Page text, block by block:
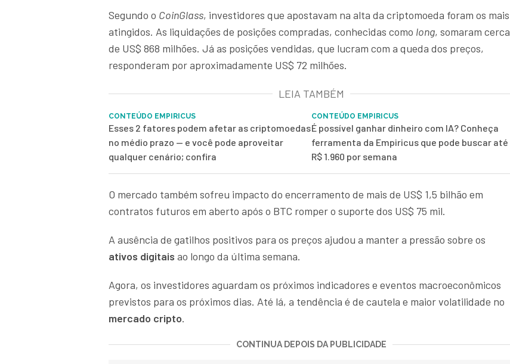
Segundo o CoinGlass, investidores que apostavam na alta da criptomoeda foram os mais
atingidos. As liquidações de posições compradas, conhecidas como long, somaram cerca
de US$ 868 milhões. Já as posições vendidas, que lucram com a queda dos preços,
responderam por aproximadamente US$ 72 milhões.
LEIA TAMBÉM
CONTEÚDO EMPIRICUS
Esses 2 fatores podem afetar as criptomoedas
no médio prazo — e você pode aproveitar
qualquer cenário; confira
CONTEÚDO EMPIRICUS
É possível ganhar dinheiro com IA? Conheça
ferramenta da Empiricus que pode buscar até
R$ 1.960 por semana
O mercado também sofreu impacto do encerramento de mais de US$ 1,5 bilhão em
contratos futuros em aberto após o BTC romper o suporte dos US$ 75 mil.
A ausência de gatilhos positivos para os preços ajudou a manter a pressão sobre os
ativos digitais ao longo da última semana.
Agora, os investidores aguardam os próximos indicadores e eventos macroeconômicos
previstos para os próximos dias. Até lá, a tendência é de cautela e maior volatilidade no
mercado cripto.
CONTINUA DEPOIS DA PUBLICIDADE